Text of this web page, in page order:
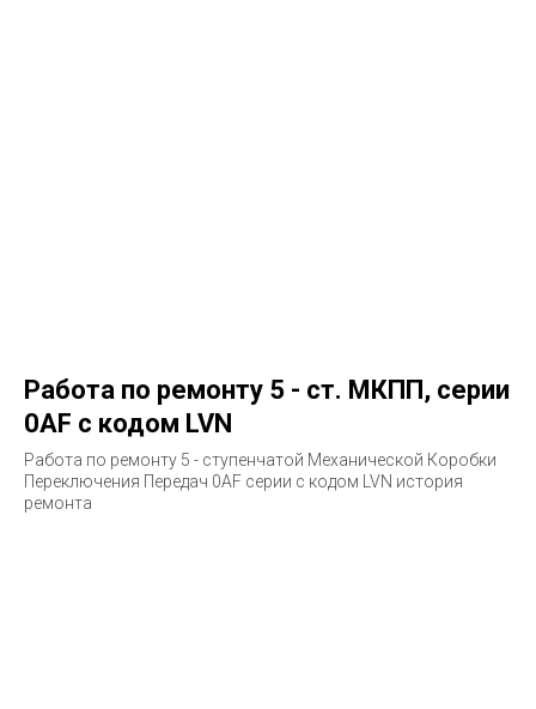
Работа по ремонту 5 - ст. МКПП, серии
0AF с кодом LVN
Работа по ремонту 5 - ступенчатой Механической Коробки
Переключения Передач 0AF серии с кодом LVN история
ремонта